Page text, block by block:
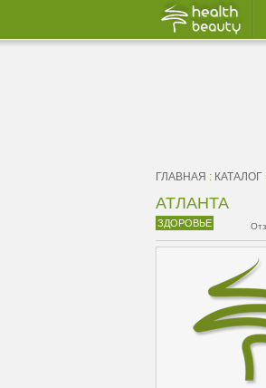
ГЛАВНАЯ : КАТАЛОГ
АТЛАНТА
ЗДОРОВЬЕ